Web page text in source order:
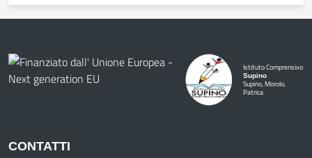
Istituto Comprensivo
Supino
Supino, Morolo,
Patrica
CONTATTI